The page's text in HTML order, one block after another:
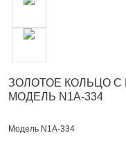
ЗОЛОТОЕ КОЛЬЦО С
МОДЕЛЬ N1A-334
Модель N1A-334